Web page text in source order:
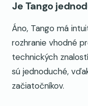
Je Tango
Áno, Tango má
rozhranie vhodné
technických
sú jednoduché,
začiatočníkov.